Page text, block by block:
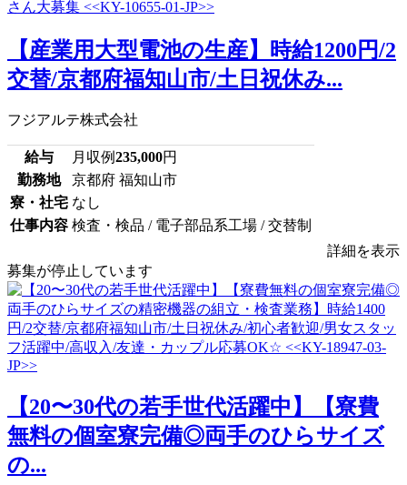
【産業用大型電池の生産】時給1200円/2
交替/京都府福知山市/土日祝休み...
フジアルテ株式会社
給与 月収例235,000円
勤務地
京都府 福知山市
寮・社宅 なし
仕事内容 検査・検品 / 電子部品系工場 / 交替制
詳細を表示
募集が停止しています
【20〜30代の若手世代活躍中】【寮費
無料の個室寮完備◎両手のひらサイズ
の...